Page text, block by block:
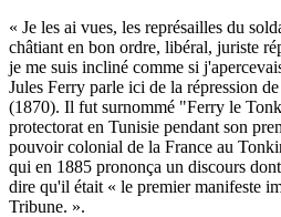
« Je les ai vues, les représailles du
châtiant en bon ordre, libéral, juriste
je me suis incliné comme si
Jules Ferry parle ici de la répression
(1870). Il fut surnommé "Ferry le
protectorat en Tunisie pendant son
pouvoir colonial de la France au
qui en 1885 prononça un discours
dire qu'il était « le premier manifeste
Tribune. ».